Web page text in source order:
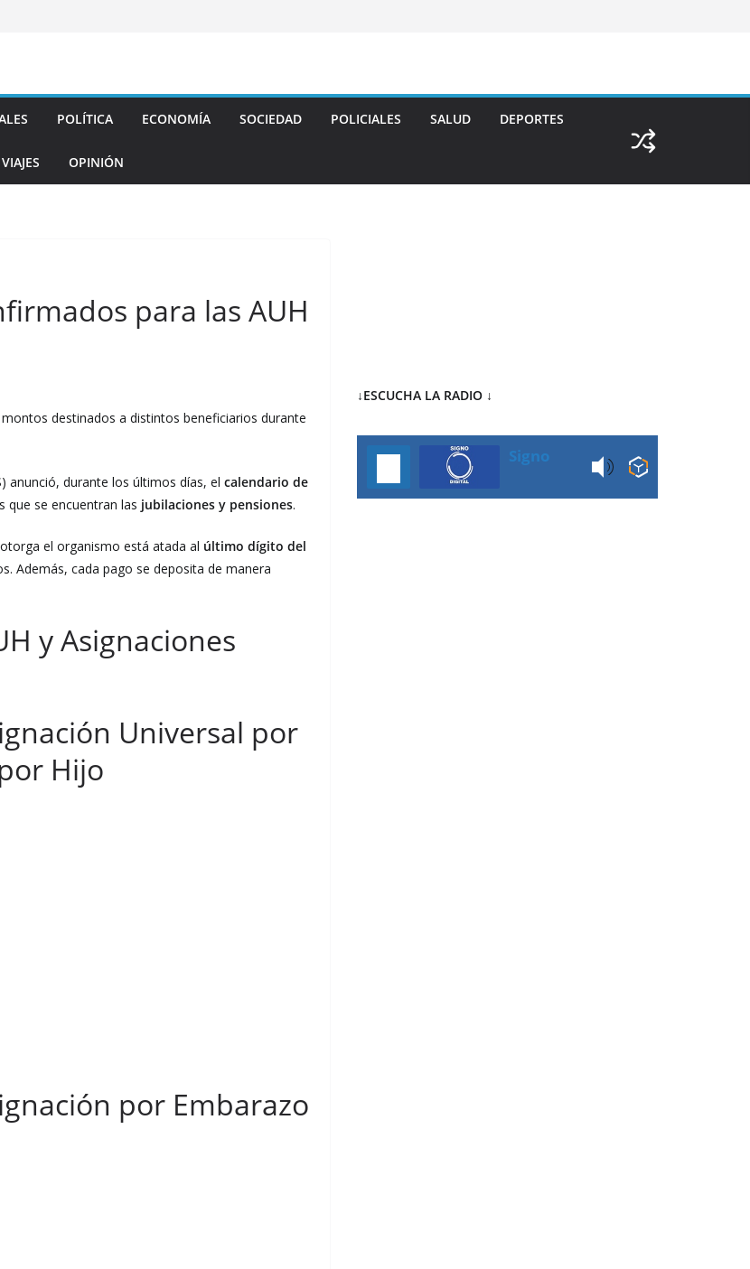
POLÍTICA ECONOMÍA SOCIEDAD POLICIALES SALUD DEPORTES
VIAJES OPINIÓN
para las AUH
destinados a distintos beneficiarios durante
anunció, durante los últimos días, el calendario de
que se encuentran las jubilaciones y pensiones.
el organismo está atada al último dígito del
Además, cada pago se deposita de manera
y Asignaciones
Universal por
Hijo
por Embarazo
↓ESCUCHA LA RADIO ↓
Signo